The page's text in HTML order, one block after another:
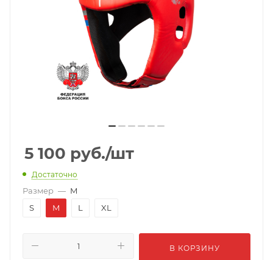
5 100 руб./шт
Достаточно
Размер — M
S
M L XL
В КОРЗИНУ